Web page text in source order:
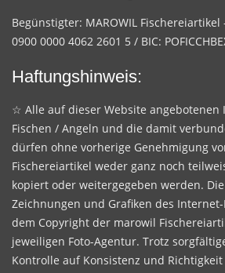
Begünstigter: MAROWIL Fischereiartikel
0900 0000 4062 2601 5 / BIC:
Haftungshinweis:
☆ Alle auf dieser Website angebotenen
Fischen / Angeln und die damit
dürfen ohne vorherige Genehmigung
Fischereiartikel weder ganz noch
kopiert oder weitergegeben werden.
Zeichnungen und Grafiken des
dem Copyright der marowil
jeweiligen Foto-Agentur. Trotz
Kontrolle auf Konsistenz und